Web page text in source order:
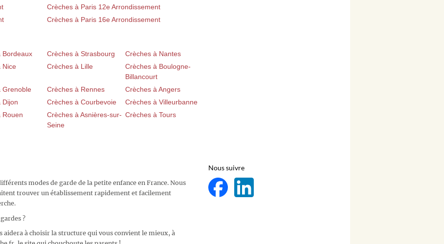
Crèches à Paris 12e Arrondissement
Crèches à Paris 16e Arrondissement
Bordeaux Crèches à Strasbourg
Crèches à Nantes
Nice Crèches à Lille
Crèches à Boulogne-
Billancourt
Grenoble Crèches à Rennes
Crèches à Angers
Dijon Crèches à Courbevoie
Crèches à Villeurbanne
Rouen
Crèches à Asnières-sur-
Seine
Crèches à Tours
modes de garde de la petite enfance en France. Nous
trouver un établissement rapidement et facilement
?
aidera à choisir la structure qui vous convient le mieux, à
Nous suivre